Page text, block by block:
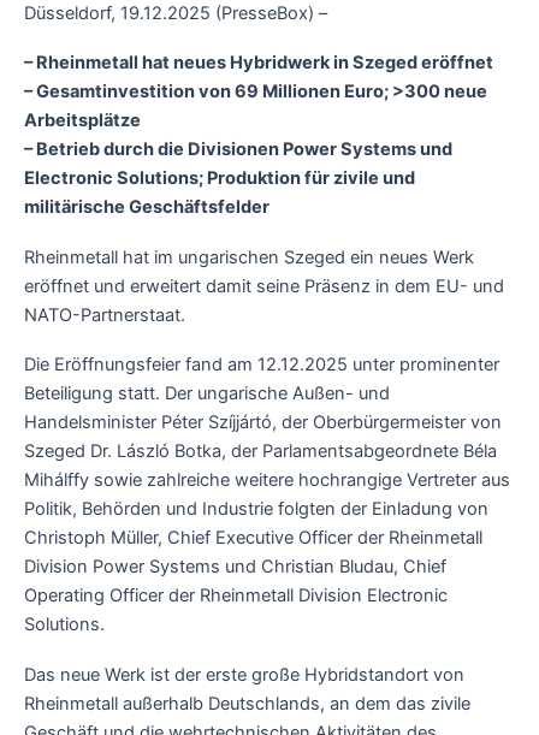
Düsseldorf, 19.12.2025 (PresseBox) –
– Rheinmetall hat neues Hybridwerk in Szeged eröffnet
– Gesamtinvestition von 69 Millionen Euro; >300 neue
Arbeitsplätze
– Betrieb durch die Divisionen Power Systems und
Electronic Solutions; Produktion für zivile und
militärische Geschäftsfelder
Rheinmetall hat im ungarischen Szeged ein neues Werk
eröffnet und erweitert damit seine Präsenz in dem EU- und
NATO-Partnerstaat.
Die Eröffnungsfeier fand am 12.12.2025 unter prominenter
Beteiligung statt. Der ungarische Außen- und
Handelsminister Péter Szíjjártó, der Oberbürgermeister von
Szeged Dr. László Botka, der Parlamentsabgeordnete Béla
Mihálffy sowie zahlreiche weitere hochrangige Vertreter aus
Politik, Behörden und Industrie folgten der Einladung von
Christoph Müller, Chief Executive Officer der Rheinmetall
Division Power Systems und Christian Bludau, Chief
Operating Officer der Rheinmetall Division Electronic
Solutions.
Das neue Werk ist der erste große Hybridstandort von
Rheinmetall außerhalb Deutschlands, an dem das zivile